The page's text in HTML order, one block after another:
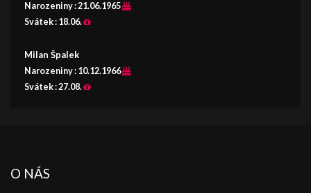
Narozeniny :21.06.1965
Svátek : 18.06.
Milan Špalek
Narozeniny : 10.12.1966
Svátek :27.08.
O NÁS